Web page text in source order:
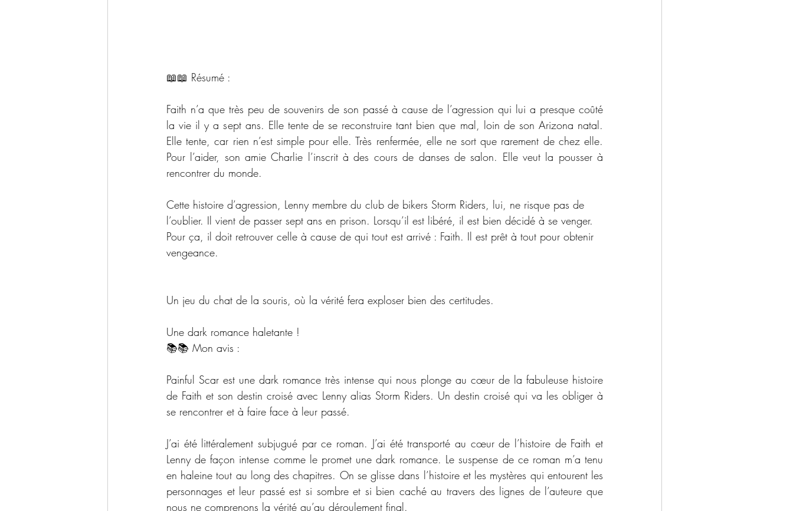
📖📖 Résumé :
Faith n’a que très peu de souvenirs de son passé à cause de l’agression qui lui a presque coûté
la vie il y a sept ans. Elle tente de se reconstruire tant bien que mal, loin de son Arizona natal.
Elle tente, car rien n’est simple pour elle. Très renfermée, elle ne sort que rarement de chez elle.
Pour l’aider, son amie Charlie l’inscrit à des cours de danses de salon. Elle veut la pousser à
rencontrer du monde.
Cette histoire d’agression, Lenny membre du club de bikers Storm Riders, lui, ne risque pas de
l’oublier. Il vient de passer sept ans en prison. Lorsqu’il est libéré, il est bien décidé à se venger.
Pour ça, il doit retrouver celle à cause de qui tout est arrivé : Faith. Il est prêt à tout pour obtenir
vengeance.
Un jeu du chat de la souris, où la vérité fera exploser bien des certitudes.
Une dark romance haletante !
📚📚 Mon avis :
Painful Scar est une dark romance très intense qui nous plonge au cœur de la fabuleuse histoire
de Faith et son destin croisé avec Lenny alias Storm Riders. Un destin croisé qui va les obliger à
se rencontrer et à faire face à leur passé.
J’ai été littéralement subjugué par ce roman. J’ai été transporté au cœur de l’histoire de Faith et
Lenny de façon intense comme le promet une dark romance. Le suspense de ce roman m’a tenu
en haleine tout au long des chapitres. On se glisse dans l’histoire et les mystères qui entourent les
personnages et leur passé est si sombre et si bien caché au travers des lignes de l’auteure que
nous ne comprenons la vérité qu’au déroulement final.